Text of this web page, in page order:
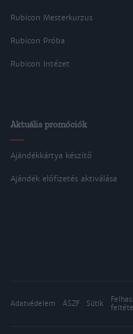
Rubicon Mesterkurzus
Rubicon Próba
Rubicon Intézet
Aktuális promóciók
Ajándékkártya készítő
Ajándék előfizetés aktiválása
Adatvédelem ÁSZF Sütik